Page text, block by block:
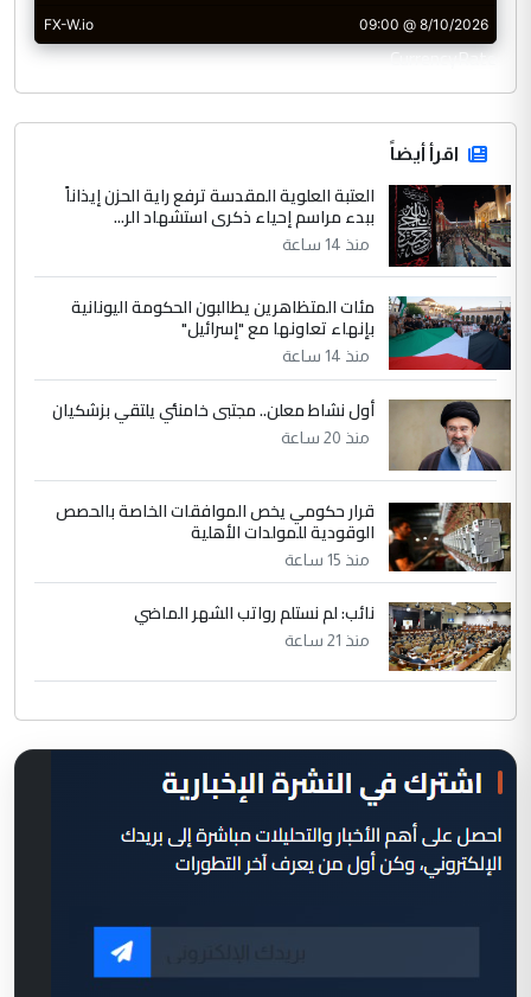
CurrencyRate
اقرأ أيضاً
العتبة العلوية المقدسة ترفع راية الحزن إيذاناً
ببدء مراسم إحياء ذكرى استشهاد الر...
منذ 14 ساعة
مئات المتظاهرين يطالبون الحكومة اليونانية
بإنهاء تعاونها مع "إسرائيل"
منذ 14 ساعة
أول نشاط معلن.. مجتبى خامنئي يلتقي بزشكيان
منذ 20 ساعة
قرار حكومي يخص الموافقات الخاصة بالحصص
الوقودية للمولدات الأهلية
منذ 15 ساعة
نائب: لم نستلم رواتب الشهر الماضي
منذ 21 ساعة